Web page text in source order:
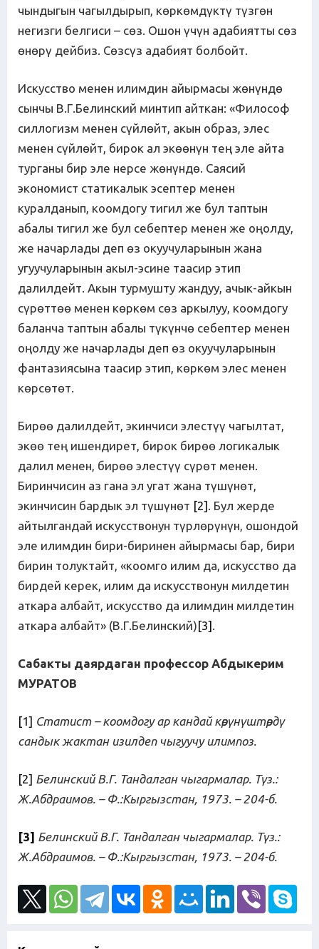
чындыгын чагылдырып, көркөмдүктү түзгөн
негизги белгиси – сөз. Ошон үчүн адабиятты сөз
өнөрү дейбиз. Сөзсүз адабият болбойт.
Искусство менен илимдин айырмасы жөнүндө
сынчы В.Г.Белинский минтип айткан: «Философ
силлогизм менен сүйлөйт, акын образ, элес
менен сүйлөйт, бирок ал экөөнүн тең эле айта
турганы бир эле нерсе жөнүндө. Саясий
экономист статикалык эсептер менен
куралданып, коомдогу тигил же бул таптын
абалы тигил же бул себептер менен же оңолду,
же начарлады деп өз окуучуларынын жана
угуучуларынын акыл-эсине таасир этип
далилдейт. Акын турмушту жандуу, ачык-айкын
сүрөттөө менен көркөм сөз аркылуу, коомдогу
баланча таптын абалы түкүнчө себептер менен
оңолду же начарлады деп өз окуучуларынын
фантазиясына таасир этип, көркөм элес менен
көрсөтөт.
Бирөө далилдейт, экинчиси элестүү чагылтат,
экөө тең ишендирет, бирок бирөө логикалык
далил менен, бирөө элестүү сүрөт менен.
Биринчисин аз гана эл угат жана түшүнөт,
экинчисин бардык эл түшүнөт [2]. Бул жерде
айтылгандай искусствонун түрлөрүнүн, ошондой
эле илимдин бири-биринен айырмасы бар, бири
бирин толуктайт, «коомго илим да, искусство да
бирдей керек, илим да искусствонун милдетин
аткара албайт, искусство да илимдин милдетин
аткара албайт» (В.Г.Белинский)[3].
Сабакты даярдаган профессор Абдыкерим
МУРАТОВ
[1] Статист – коомдогуар кандай көрүнүштөрдү
сандык жактан изилдеп чыгуучу илимпоз.
[2] Белинский В.Г. Тандалган чыгармалар. Түз.:
Ж.Абдраимов. – Ф.:Кыргызстан, 1973. – 204-б.
[3] Белинский В.Г. Тандалган чыгармалар. Түз.:
Ж.Абдраимов. – Ф.:Кыргызстан, 1973. – 204-б.